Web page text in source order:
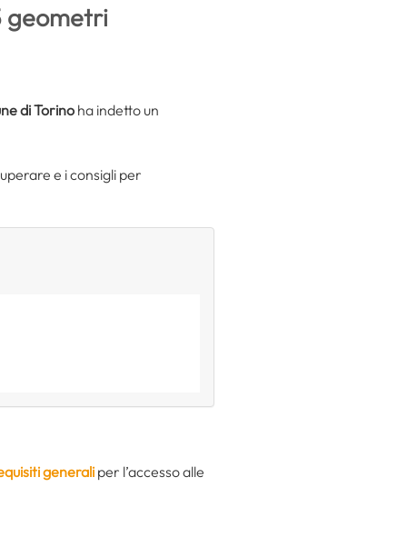
geometri
di Torinoha indetto un
e i consigli per
generaliper l’accesso alle